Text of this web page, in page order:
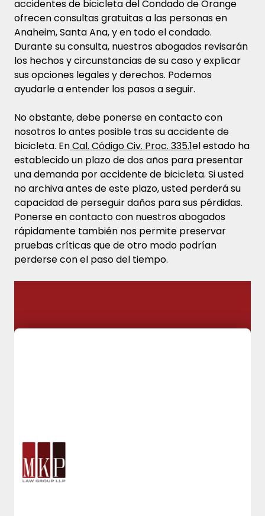
accidentes de bicicleta del Condado de Orange
ofrecen consultas gratuitas a las personas en
Anaheim, Santa Ana, y en todo el condado.
Durante su consulta, nuestros abogados revisarán
los hechos y circunstancias de su caso y explicar
sus opciones legales y derechos. Podemos
ayudarle a entender los pasos a seguir.
No obstante, debe ponerse en contacto con
nosotros lo antes posible tras su accidente de
bicicleta. EnCal. Código Civ. Proc. 335.1el estado ha
establecido un plazo de dos años para presentar
una demanda por accidente de bicicleta. Si usted
no archiva antes de este plazo, usted perderá su
capacidad de perseguir daños para sus pérdidas.
Ponerse en contacto con nuestros abogados
rápidamente también nos permite preservar
pruebas críticas que de otro modo podrían
perderse con el paso del tiempo.